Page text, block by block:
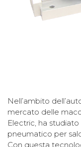
Nell’ambito
mercato delle
Electric, ha
pneumatico per
Con questa